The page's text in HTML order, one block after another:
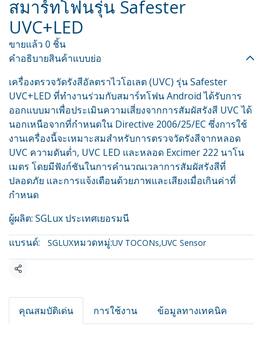
สมาร์ทโฟนรุ่น Safester
UVC+LED
ขายแล้ว 0 ชิ้น
คำอธิบายสินค้าแบบย่อ
เครื่องตรวจวัดรังสีอัลตราไวโอเลต (UVC) รุ่น Safester
UVC+LED ที่ทำงานร่วมกับสมาร์ทโฟน Android ได้รับการ
ออกแบบมาเพื่อประเมินความเสี่ยงจากการสัมผัสรังสี UVC ได้
นอกเหนือจากที่กำหนดใน Directive 2006/25/EC ซึ่งการใช้
งานเครื่องนี้จะเหมาะสมสำหรับการตรวจวัดรังสีจากหลอด
UVC ความดันต่ำ, UVC LED และหลอด Excimer 222 นาโน
เมตร โดยมีฟังก์ชันในการคำนวณเวลาการสัมผัสรังสีที่
ปลอดภัย และการแจ้งเตือนด้วยภาพและเสียงเมื่อเกินค่าที่
กำหนด
ผู้ผลิต: SGLux ประเทศเยอรมนี
แบรนด์:
SGLUXหมวดหมู่:UV TOCONs,UVC Sensor
แชร์
คุณสมบัติเด่น การใช้งาน ข้อมูลทางเทคนิค